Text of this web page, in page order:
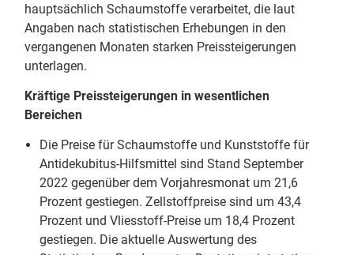
hauptsächlich Schaumstoffe verarbeitet, die laut
Angaben nach statistischen Erhebungen in den
vergangenen Monaten starken Preissteigerungen
unterlagen.
Kräftige Preissteigerungen in wesentlichen
Bereichen
Die Preise für Schaumstoffe und Kunststoffe für
Antidekubitus-Hilfsmittel sind Stand September
2022 gegenüber dem Vorjahresmonat um 21,6
Prozent gestiegen. Zellstoffpreise sind um 43,4
Prozent und Vliesstoff-Preise um 18,4 Prozent
gestiegen. Die aktuelle Auswertung des